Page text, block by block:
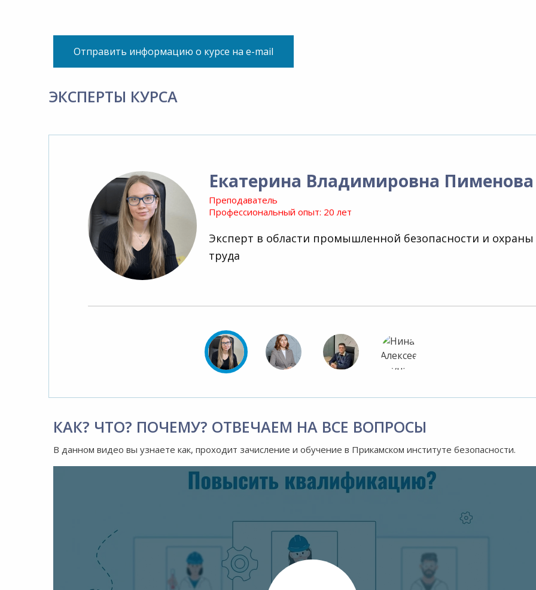
Отправить информацию о курсе на e-mail
ЭКСПЕРТЫ КУРСА
Екатерина Владимировна Пименова
Преподаватель
Профессиональный опыт: 20 лет
Эксперт в области промышленной безопасности и охраны
труда
КАК? ЧТО? ПОЧЕМУ? ОТВЕЧАЕМ НА ВСЕ ВОПРОСЫ
В данном видео вы узнаете как, проходит зачисление и обучение в Прикамском институте безопасности.